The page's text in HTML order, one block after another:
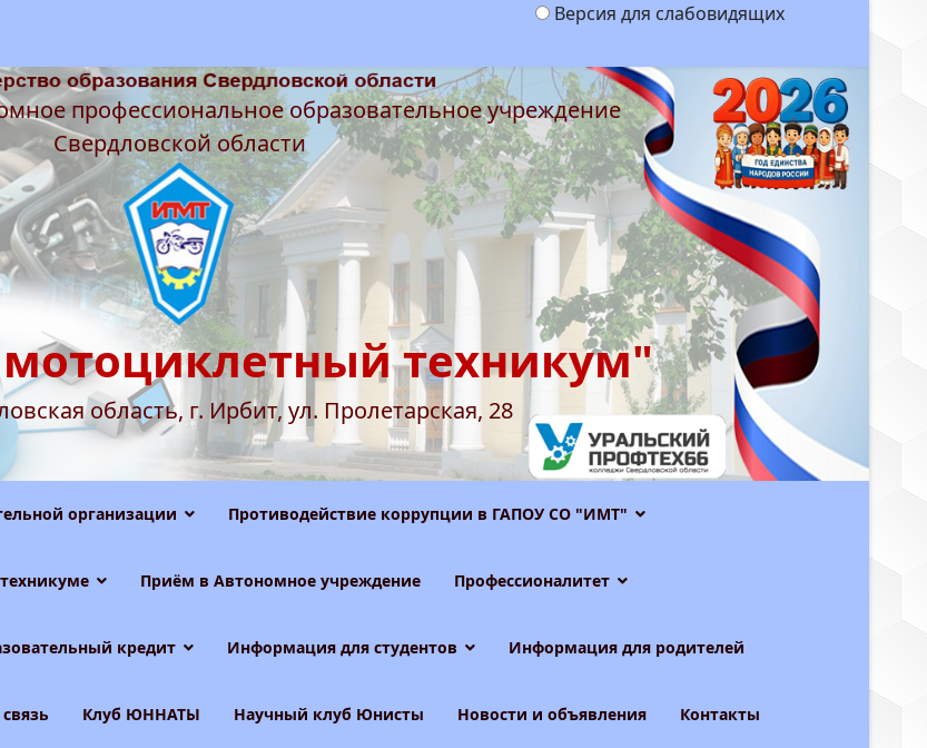
Версия для слабовидящих
профессиональное образовательное учреждение
Свердловской области
техникум"
область, г. Ирбит, ул. Пролетарская, 28
организации Противодействие коррупции в ГАПОУ СО "ИМТ"
Приём в Автономное учреждение Профессионалитет
кредит Информация для студентов Информация для родителей
Клуб ЮННАТЫ Научный клуб Юнисты Новости и объявления Контакты